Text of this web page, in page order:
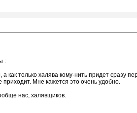
:
а как только халява кому-нить придет сразу
приходит. Мне кажется это очень удобно.
нас, халявщиков.